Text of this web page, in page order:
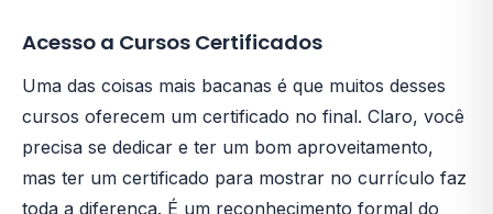
Acesso a Cursos Certificados
Uma das coisas mais bacanas é que muitos desses
cursos oferecem um certificado no final. Claro, você
precisa se dedicar e ter um bom aproveitamento,
mas ter um certificado para mostrar no currículo faz
toda a diferença. É um reconhecimento formal do